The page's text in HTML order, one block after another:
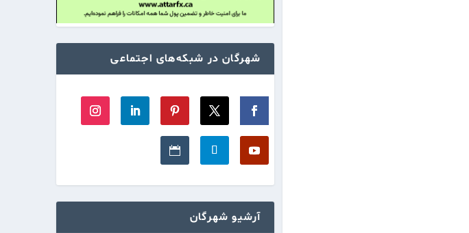
شهرگان در شبکه‌های اجتماعی
آرشیو شهرگان